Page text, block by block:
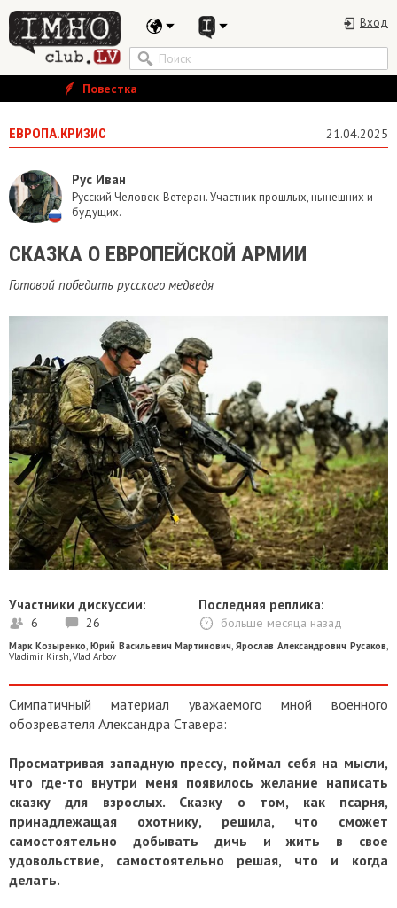
Вход
Повестка
ЕВРОПА.КРИЗИС 21.04.2025
Рус Иван
Русский Человек. Ветеран. Участник прошлых, нынешних и
будущих.
​СКАЗКА О ЕВРОПЕЙСКОЙ АРМИИ
Готовой победить русского медведя
Участники дискуссии:
6 26
Последняя реплика:
больше месяца назад
Марк Козыренко Юрий Васильевич Мартинович ,Ярослав Александрович Русаков
Vladimir Kirsh Vlad Arbov
Симпатичный материал уважаемого мной военного
обозревателя Александра Ставера:
Просматривая западную прессу, поймал себя на мысли,
что где-то внутри меня появилось желание написать
сказку для взрослых. Сказку о том, как псарня,
принадлежащая охотнику, решила, что сможет
самостоятельно добывать дичь и жить в свое
удовольствие, самостоятельно решая, что и когда
делать.